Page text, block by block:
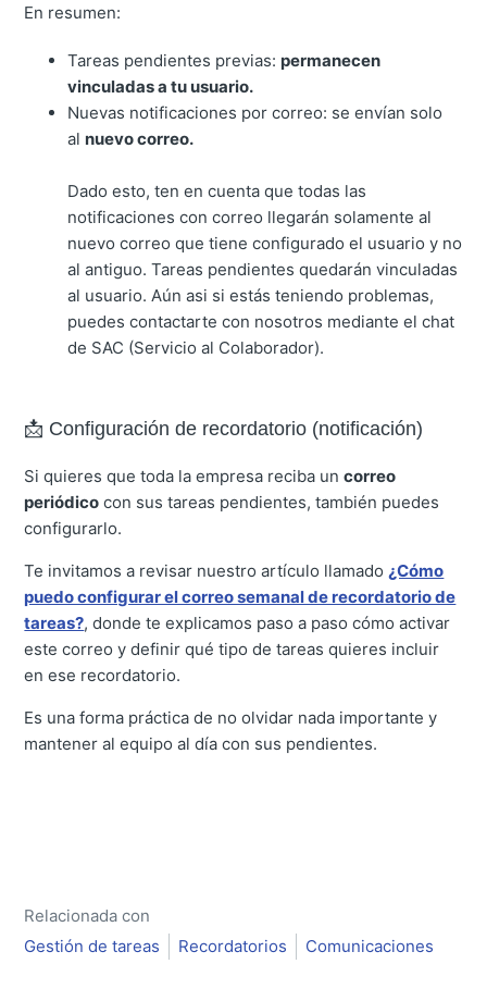
En resumen:
Tareas pendientes previas: permanecen
vinculadas a tu usuario.
Nuevas notificaciones por correo: se envían solo
al nuevo correo.
Dado esto, ten en cuenta que todas las
notificaciones con correo llegarán solamente al
nuevo correo que tiene configurado el usuario y no
al antiguo. Tareas pendientes quedarán vinculadas
al usuario. Aún asi si estás teniendo problemas,
puedes contactarte con nosotros mediante el chat
de SAC (Servicio al Colaborador).
📩 Configuración de recordatorio (notificación)
Si quieres que toda la empresa reciba uncorreo
periódico con sus tareas pendientes, también puedes
configurarlo.
Te invitamos a revisar nuestro artículo llamado¿Cómo
puedo configurar el correo semanal de recordatorio de
tareas?, donde te explicamos paso a paso cómo activar
este correo y definir qué tipo de tareas quieres incluir
en ese recordatorio.
Es una forma práctica de no olvidar nada importante y
mantener al equipo al día con sus pendientes.
Relacionada con
Gestión de tareas
Recordatorios Comunicaciones